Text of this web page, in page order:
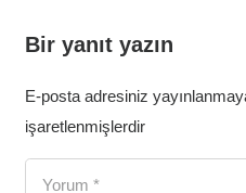
Bir yanıt yazın
E-posta adresiniz
işaretlenmişlerdir